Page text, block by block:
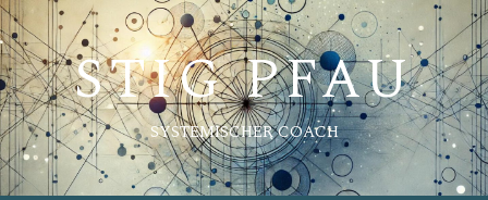
STIG PFAU
SYSTEMISCHER COACH